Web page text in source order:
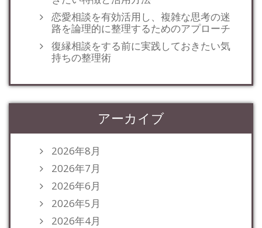
恋愛相談を有効活用し、複雑な思考の迷
路を論理的に整理するためのアプローチ
復縁相談をする前に実践しておきたい気
持ちの整理術
アーカイブ
2026年8月
2026年7月
2026年6月
2026年5月
2026年4月